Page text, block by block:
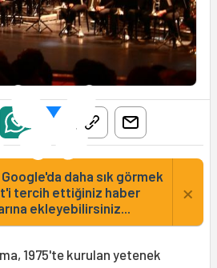
daha sık görmek
tercih ettiğiniz haber
ekleyebilirsiniz...
×
1975'te kurulan yetenek